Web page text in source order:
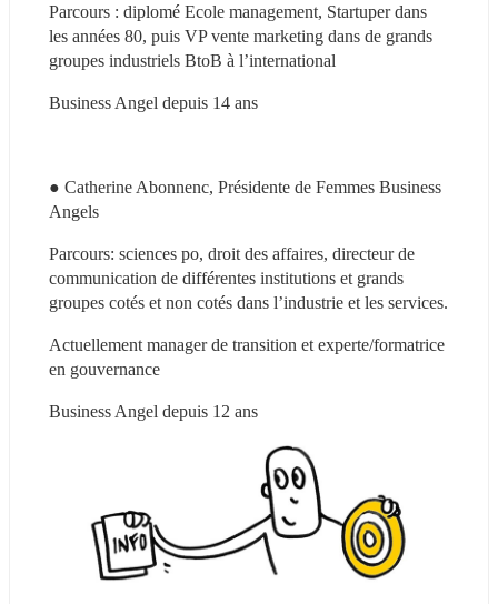
Parcours : diplomé Ecole management, Startuper dans
les années 80, puis VP vente marketing dans de grands
groupes industriels BtoB à l’international
Business Angel depuis 14 ans
● Catherine Abonnenc, Présidente de Femmes Business
Angels
Parcours: sciences po, droit des affaires, directeur de
communication de différentes institutions et grands
groupes cotés et non cotés dans l’industrie et les services.
Actuellement manager de transition et experte/formatrice
en gouvernance
Business Angel depuis 12 ans